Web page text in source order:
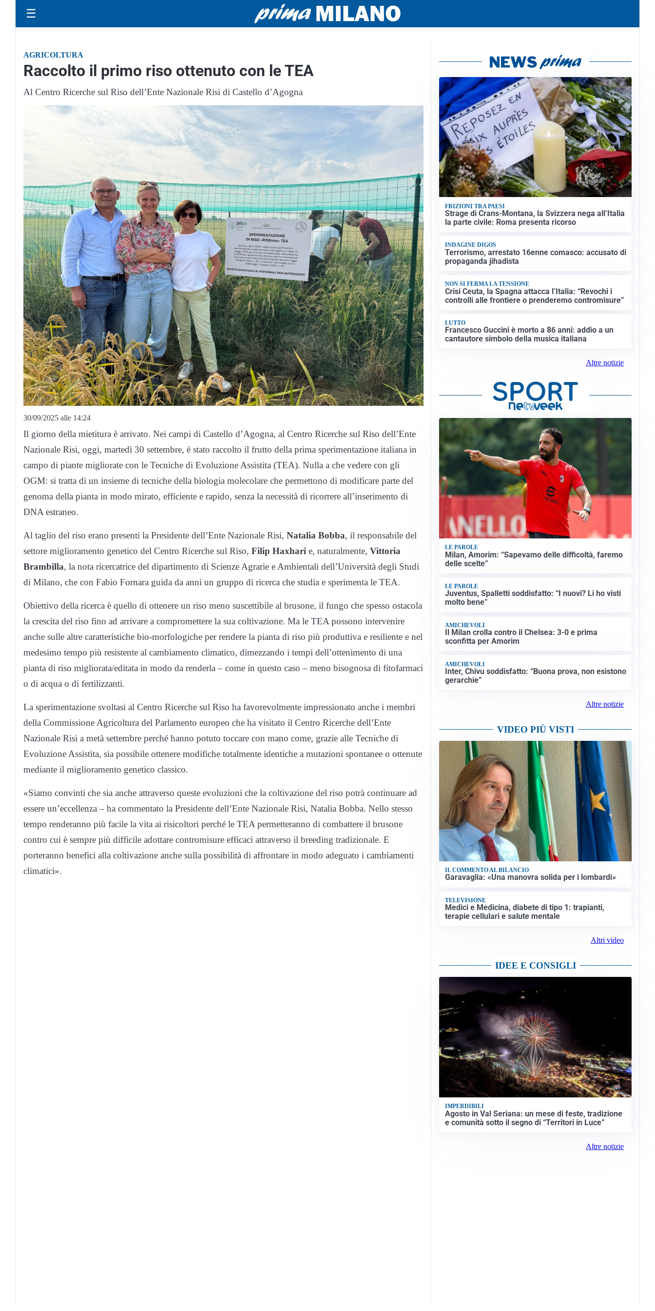
☰
AGRICOLTURA
Raccolto il primo riso ottenuto con le TEA
Al Centro Ricerche sul Riso dell’Ente Nazionale Risi di Castello d’Agogna
30/09/2025 alle 14:24
Il giorno della mietitura è arrivato. Nei campi di Castello d’Agogna, al Centro Ricerche sul Riso dell’Ente
Nazionale Risi, oggi, martedì 30 settembre, è stato raccolto il frutto della prima sperimentazione italiana in
campo di piante migliorate con le Tecniche di Evoluzione Assistita (TEA). Nulla a che vedere con gli
OGM: si tratta di un insieme di tecniche della biologia molecolare che permettono di modificare parte del
genoma della pianta in modo mirato, efficiente e rapido, senza la necessità di ricorrere all’inserimento di
DNA estraneo.
Al taglio del riso erano presenti la Presidente dell’Ente Nazionale Risi, Natalia Bobba, il responsabile del
settore miglioramento genetico del Centro Ricerche sul Riso, Filip Haxhari e, naturalmente, Vittoria
Brambilla, la nota ricercatrice del dipartimento di Scienze Agrarie e Ambientali dell’Università degli Studi
di Milano, che con Fabio Fornara guida da anni un gruppo di ricerca che studia e sperimenta le TEA.
Obiettivo della ricerca è quello di ottenere un riso meno suscettibile al brusone, il fungo che spesso ostacola
la crescita del riso fino ad arrivare a compromettere la sua coltivazione. Ma le TEA possono intervenire
anche sulle altre caratteristiche bio-morfologiche per rendere la pianta di riso più produttiva e resiliente e nel
medesimo tempo più resistente al cambiamento climatico, dimezzando i tempi dell’ottenimento di una
pianta di riso migliorata/editata in modo da renderla – come in questo caso – meno bisognosa di fitofarmaci
o di acqua o di fertilizzanti.
La sperimentazione svoltasi al Centro Ricerche sul Riso ha favorevolmente impressionato anche i membri
della Commissione Agricoltura del Parlamento europeo che ha visitato il Centro Ricerche dell’Ente
Nazionale Risi a metà settembre perché hanno potuto toccare con mano come, grazie alle Tecniche di
Evoluzione Assistita, sia possibile ottenere modifiche totalmente identiche a mutazioni spontanee o ottenute
mediante il miglioramento genetico classico.
«Siamo convinti che sia anche attraverso queste evoluzioni che la coltivazione del riso potrà continuare ad
essere un’eccellenza – ha commentato la Presidente dell’Ente Nazionale Risi, Natalia Bobba. Nello stesso
tempo renderanno più facile la vita ai risicoltori perché le TEA permetteranno di combattere il brusone
contro cui è sempre più difficile adottare contromisure efficaci attraverso il breeding tradizionale. E
porteranno benefici alla coltivazione anche sulla possibilità di affrontare in modo adeguato i cambiamenti
climatici».
FRIZIONI TRA PAESI
Strage di Crans-Montana, la Svizzera nega all’Italia
la parte civile: Roma presenta ricorso
INDAGINE DIGOS
Terrorismo, arrestato 16enne comasco: accusato di
propaganda jihadista
NON SI FERMA LA TENSIONE
Crisi Ceuta, la Spagna attacca l’Italia: “Revochi i
controlli alle frontiere o prenderemo contromisure”
LUTTO
Francesco Guccini è morto a 86 anni: addio a un
cantautore simbolo della musica italiana
Altre notizie
LE PAROLE
Milan, Amorim: “Sapevamo delle difficoltà, faremo
delle scelte”
LE PAROLE
Juventus, Spalletti soddisfatto: “I nuovi? Li ho visti
molto bene”
AMICHEVOLI
Il Milan crolla contro il Chelsea: 3-0 e prima
sconfitta per Amorim
AMICHEVOLI
Inter, Chivu soddisfatto: “Buona prova, non esistono
gerarchie”
Altre notizie
VIDEO PIÙ VISTI
IL COMMENTO AL BILANCIO
Garavaglia: «Una manovra solida per i lombardi»
TELEVISIONE
Medici e Medicina, diabete di tipo 1: trapianti,
terapie cellulari e salute mentale
Altri video
IDEE E CONSIGLI
IMPERDIBILI
Agosto in Val Seriana: un mese di feste, tradizione
e comunità sotto il segno di “Territori in Luce”
Altre notizie